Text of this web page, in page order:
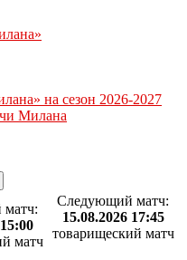
на сезон 2026-2027
Милана
матч
Следующий матч:
15.08.2026 17:45
товарищеский матч